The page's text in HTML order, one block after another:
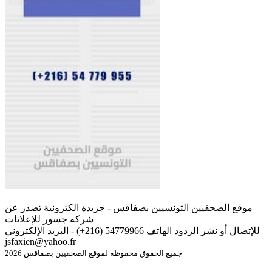
موقع الصحفيين التونسيين بصفاقس - جريدة الكترونية تصدر عن
شركة جسور للإعلانات
للإتصال أو نشر الردود الهاتف 54779966 (216+) - البريد الإلكتروني
jsfaxien@yahoo.fr
جميع الحقوق محفوظة لموقع الصحفيين بصفاقس 2026